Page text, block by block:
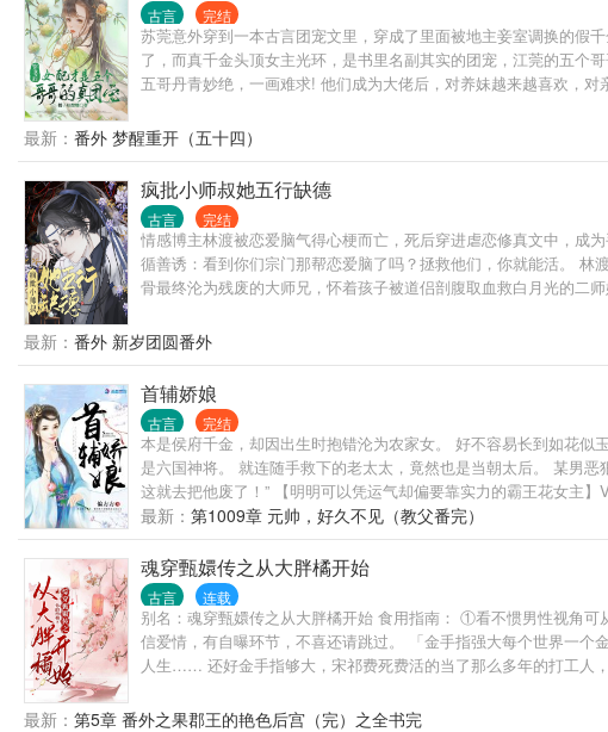
古言 完结
苏莞意外穿到一本古言团宠文里，穿成了里面被地主妾室调换的假
了，而真千金头顶女主光环，是书里名副其实的团宠，江莞的五个
五哥丹青妙绝，一画难求! 他们成为大佬后，对养妹越来越喜欢，
小奶狗对苏莞各种装可怜扮无辜，实际上他是个不折不扣的大黑芝
最新： 番外 梦醒重开（五十四）
疯批小师叔她五行缺德
古言 完结
情感博主林渡被恋爱脑气得心梗而亡，死后穿进虐恋修真文中，成
循善诱：看到你们宗门那帮恋爱脑了吗？拯救他们，你就能活。
骨最终沦为残废的大师兄，怀着孩子被道侣剖腹取血救白月光的
飞升？飞升不了你还可以下地狱啊！ 二师姐：双修？孩子？我有孕
戏份少。
最新： 番外 新岁团圆番外
首辅娇娘
古言 完结
本是侯府千金，却因出生时抱错沦为农家女。 好不容易长到如花似
是六国神将。 就连随手救下的老太太，竟然也是当朝太后。 某男
这就去把他废了！” 【明明可以凭运气却偏要靠实力的霸王花女主】
最新： 第1009章 元帅，好久不见（教父番完）
魂穿甄嬛传之从大胖橘开始
古言 连载
别名：魂穿甄嬛传之从大胖橘开始 食用指南： ①看不惯男性视角
信爱情，有自曝环节，不喜还请跳过。 「金手指强大每个世界一
人生…… 还好金手指够大，宋祁费死费活的当了那么多年的打工人
最新： 第5章 番外之果郡王的艳色后宫（完）之全书完